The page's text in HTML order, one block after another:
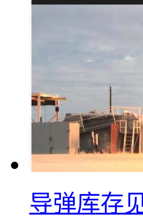
导弹库存